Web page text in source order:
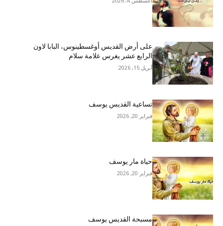
على أرض القديس أوغسطينوس، البابا لاون
الرابع عشر يغرس علامة سلام
أبريل 15, 2026
تساعية القديس يوسف
فبراير 20, 2026
حياة مار يوسف
فبراير 20, 2026
مسبحة القديس يوسف